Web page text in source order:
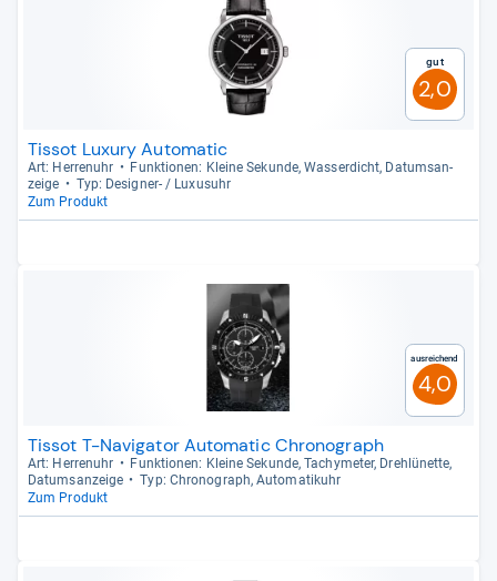
Gut
2,0
Tissot Luxury Automatic
Art: Her­ren­uhr
Funk­tio­nen: Kleine Sekunde, Was­ser­dicht, Datums­an­
zeige
Typ: Desi­gner-​ / Luxu­suhr
Zum Produkt
Ausreichend
4,0
Tissot T-Navigator Automatic Chronograph
Art: Her­ren­uhr
Funk­tio­nen: Kleine Sekunde, Tachy­me­ter, Drehlü­nette,
Datums­an­zeige
Typ: Chro­no­graph, Auto­ma­ti­k­uhr
Zum Produkt